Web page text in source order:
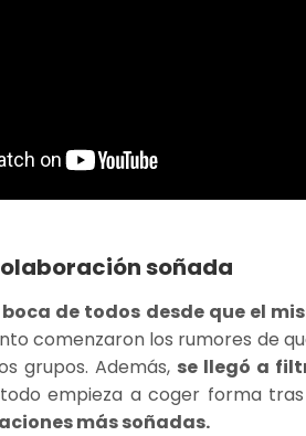
soñada
de todos desde que el
comenzaron los rumores de
grupos. Además, se llegó a
empieza a coger forma
más soñadas.